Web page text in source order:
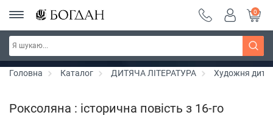
РОЗПРОДАЖ ~ 150 грн ~ 200 грн ~ 250 грн ~
300 грн ~ РОЗПРОДАЖ
Дізнатись більше
0
Головна Каталог ДИТЯЧА ЛІТЕРАТУРА Художня
Роксоляна : історична повість з 16-го